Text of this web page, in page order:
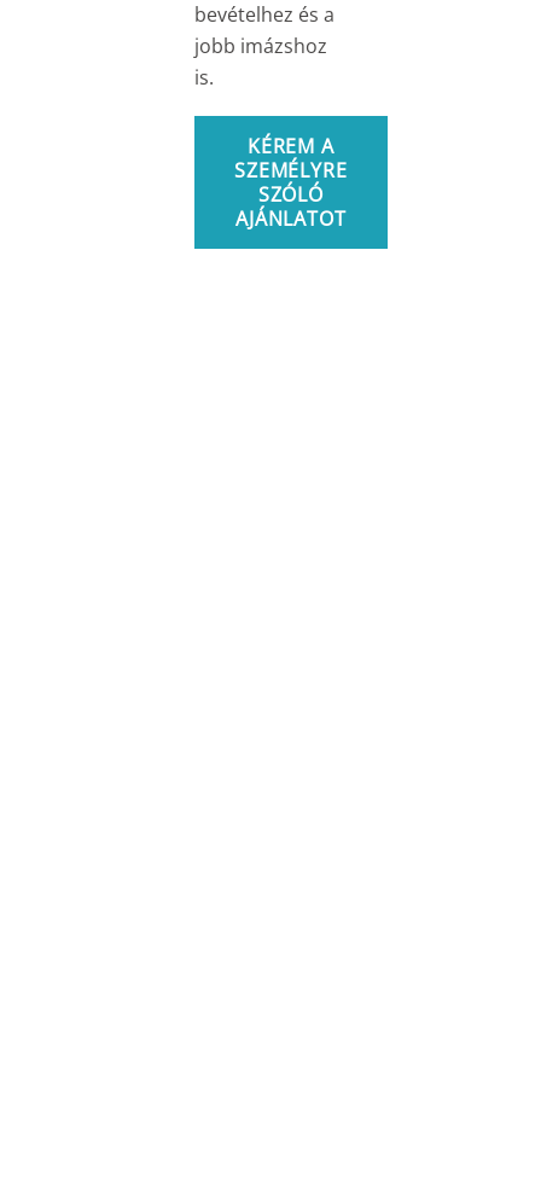
bevételhez és a
jobb imázshoz
is.
KÉREM A
SZEMÉLYRE
SZÓLÓ
AJÁNLATOT